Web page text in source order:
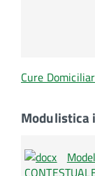
Cure
Modulistica